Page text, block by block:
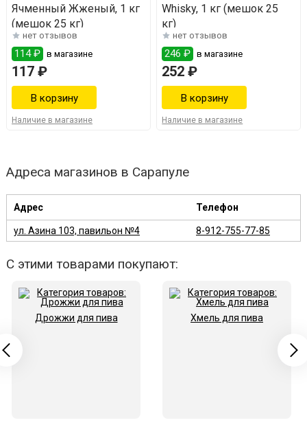
Ячменный Жженый, 1 кг
(мешок 25 кг)
нет отзывов
114 ₽ в магазине
117 ₽
Наличие в магазине
Whisky, 1 кг (мешок 25
кг)
нет отзывов
246 ₽ в магазине
252 ₽
Наличие в магазине
Адреса магазинов в Сарапуле
Адрес Телефон
ул. Азина 103, павильон №4 8-912-755-77-85
С этими товарами покупают:
Дрожжи для пива Хмель для пива